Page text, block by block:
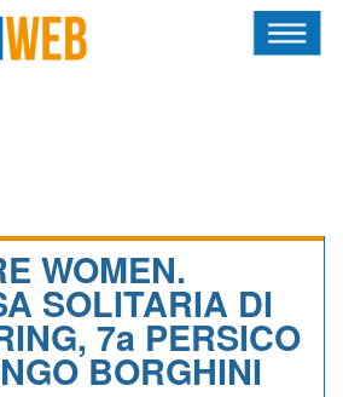
WOMEN.
SOLITARIA DI
7a PERSICO
BORGHINI